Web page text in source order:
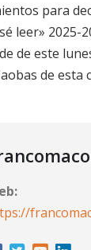
para
leer» 2025-
de este
de esta